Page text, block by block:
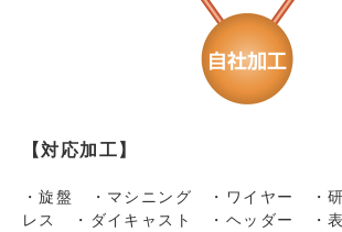
【対応加工】
・旋盤 ・マシニング ・ワイヤー ・
レス ・ダイキャスト ・ヘッダー ・表